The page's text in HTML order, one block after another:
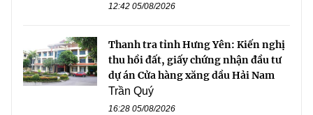
12:42 05/08/2026
Thanh tra tỉnh Hưng Yên: Kiến nghị
thu hồi đất, giấy chứng nhận đầu tư
dự án Cửa hàng xăng dầu Hải Nam
Trần Quý
16:28 05/08/2026